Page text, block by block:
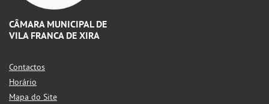
CÂMARA MUNICIPAL DE
VILA FRANCA DE XIRA
Contactos
Horário
Mapa do Site